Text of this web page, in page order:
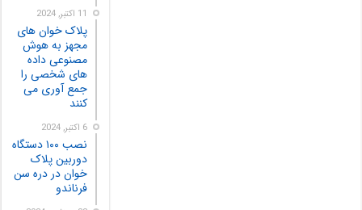
11 اکتبر, 2024
پلاک خوان های
مجهز به هوش
مصنوعی داده
های شخصی را
جمع آوری می
کنند
6 اکتبر, 2024
نصب ۱۰۰ دستگاه
دوربین پلاک
خوان در دره سن
فرناندو